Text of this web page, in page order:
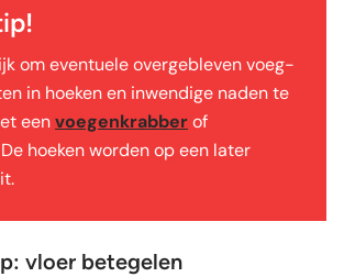
om eventuele overgebleven voeg-
in hoeken en inwendige naden te
eenvoegenkrabberof
hoeken worden op een later
vloer betegelen